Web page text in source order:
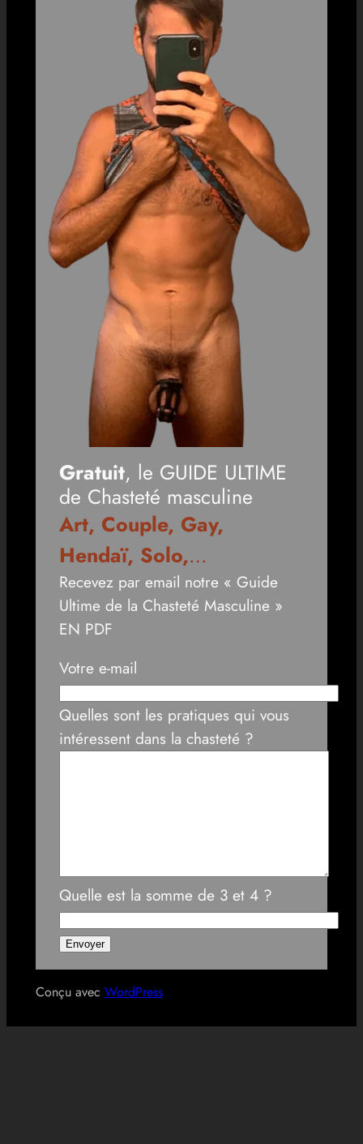
Gratuit, le GUIDE ULTIME
de Chasteté masculine
Art, Couple, Gay,
Hendaï, Solo,…
Recevez par email notre « Guide
Ultime de la Chasteté Masculine »
EN PDF
Votre e-mail
Quelles sont les pratiques qui vous
intéressent dans la chasteté ?
Quelle est la somme de 3 et 4 ?
Conçu avec WordPress